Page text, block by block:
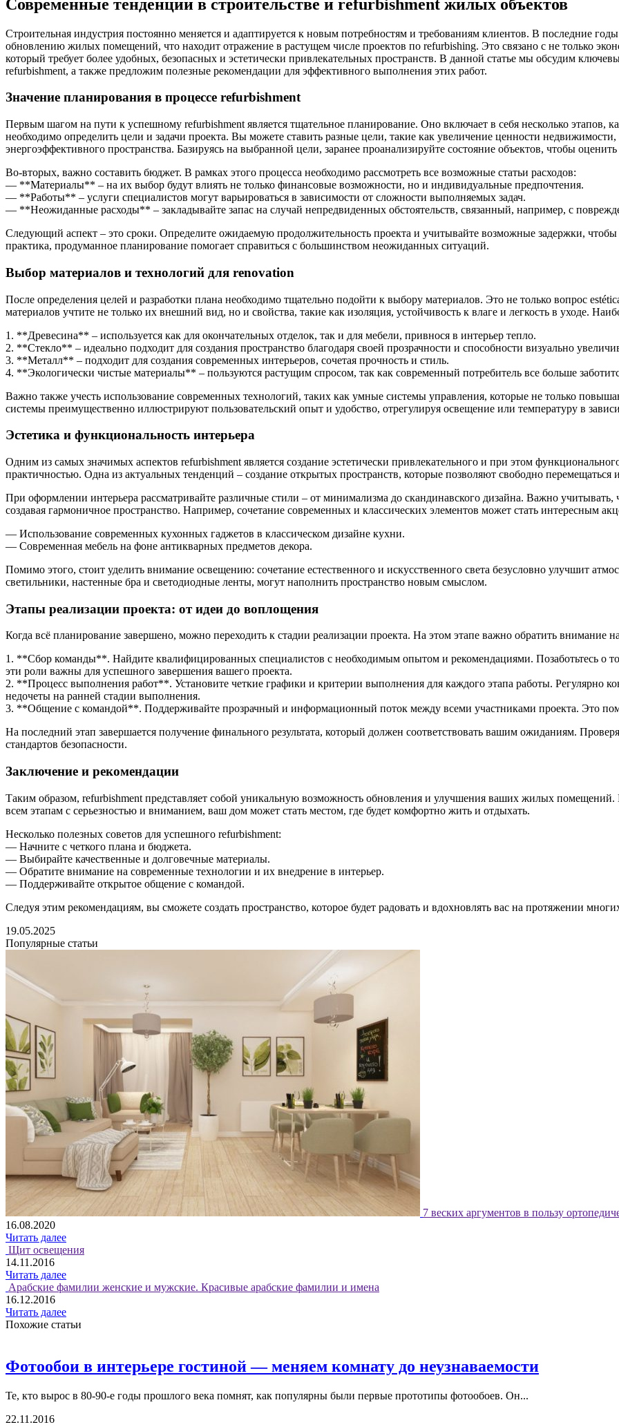
Современные тенденции в строительстве и refurbishment жилых объектов
Строительная индустрия постоянно меняется и адаптируется к новым потребностям и требованиям клиентов. В последние
обновлению жилых помещений, что находит отражение в растущем числе проектов по refurbishing. Это связано с не только
который требует более удобных, безопасных и эстетически привлекательных пространств. В данной статье мы обсудим
refurbishment, а также предложим полезные рекомендации для эффективного выполнения этих работ.
Значение планирования в процессе refurbishment
Первым шагом на пути к успешному refurbishment является тщательное планирование. Оно включает в себя несколько этапов,
необходимо определить цели и задачи проекта. Вы можете ставить разные цели, такие как увеличение ценности
энергоэффективного пространства. Базируясь на выбранной цели, заранее проанализируйте состояние объектов, чтобы
Во-вторых, важно составить бюджет. В рамках этого процесса необходимо рассмотреть все возможные статьи расходов:
— **Материалы** – на их выбор будут влиять не только финансовые возможности, но и индивидуальные предпочтения.
— **Работы** – услуги специалистов могут варьироваться в зависимости от сложности выполняемых задач.
— **Неожиданные расходы** – закладывайте запас на случай непредвиденных обстоятельств, связанный, например, с
Следующий аспект – это сроки. Определите ожидаемую продолжительность проекта и учитывайте возможные задержки, чтобы
практика, продуманное планирование помогает справиться с большинством неожиданных ситуаций.
Выбор материалов и технологий для renovation
После определения целей и разработки плана необходимо тщательно подойти к выбору материалов. Это не только вопрос
материалов учтите не только их внешний вид, но и свойства, такие как изоляция, устойчивость к влаге и легкость в уходе.
1. **Древесина** – используется как для окончательных отделок, так и для мебели, привнося в интерьер тепло.
2. **Стекло** – идеально подходит для создания пространство благодаря своей прозрачности и способности визуально
3. **Металл** – подходит для создания современных интерьеров, сочетая прочность и стиль.
4. **Экологически чистые материалы** – пользуются растущим спросом, так как современный потребитель все больше
Важно также учесть использование современных технологий, таких как умные системы управления, которые не только
системы преимущественно иллюстрируют пользовательский опыт и удобство, отрегулируя освещение или температуру в
Эстетика и функциональность интерьера
Одним из самых значимых аспектов refurbishment является создание эстетически привлекательного и при этом
практичностью. Одна из актуальных тенденций – создание открытых пространств, которые позволяют свободно
При оформлении интерьера рассматривайте различные стили – от минимализма до скандинавского дизайна. Важно
создавая гармоничное пространство. Например, сочетание современных и классических элементов может стать интересным
— Использование современных кухонных гаджетов в классическом дизайне кухни.
— Современная мебель на фоне антикварных предметов декора.
Помимо этого, стоит уделить внимание освещению: сочетание естественного и искусственного света безусловно улучшит
светильники, настенные бра и светодиодные ленты, могут наполнить пространство новым смыслом.
Этапы реализации проекта: от идеи до воплощения
Когда всё планирование завершено, можно переходить к стадии реализации проекта. На этом этапе важно обратить внимание
1. **Сбор команды**. Найдите квалифицированных специалистов с необходимым опытом и рекомендациями. Позаботьтесь о
эти роли важны для успешного завершения вашего проекта.
2. **Процесс выполнения работ**. Установите четкие графики и критерии выполнения для каждого этапа работы. Регулярно
недочеты на ранней стадии выполнения.
3. **Общение с командой**. Поддерживайте прозрачный и информационный поток между всеми участниками проекта. Это
На последний этап завершается получение финального результата, который должен соответствовать вашим ожиданиям.
стандартов безопасности.
Заключение и рекомендации
Таким образом, refurbishment представляет собой уникальную возможность обновления и улучшения ваших жилых помещений.
всем этапам с серьезностью и вниманием, ваш дом может стать местом, где будет комфортно жить и отдыхать.
Несколько полезных советов для успешного refurbishment:
— Начните с четкого плана и бюджета.
— Выбирайте качественные и долговечные материалы.
— Обратите внимание на современные технологии и их внедрение в интерьер.
— Поддерживайте открытое общение с командой.
Следуя этим рекомендациям, вы сможете создать пространство, которое будет радовать и вдохновлять вас на протяжении
19.05.2025
Популярные статьи
7 веских аргументов в пользу
16.08.2020
Читать далее
Щит освещения
14.11.2016
Читать далее
Арабские фамилии женские и мужские. Красивые арабские фамилии и имена
16.12.2016
Читать далее
Похожие статьи
Фотообои в интерьере гостиной — меняем комнату до неузнаваемости
Те, кто вырос в 80-90-е годы прошлого века помнят, как популярны были первые прототипы фотообоев. Он...
22.11.2016